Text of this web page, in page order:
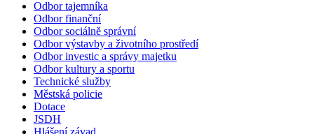
Odbor tajemníka
Odbor finanční
Odbor sociálně správní
Odbor výstavby a životního prostředí
Odbor investic a správy majetku
Odbor kultury a sportu
Technické služby
Městská policie
Dotace
JSDH